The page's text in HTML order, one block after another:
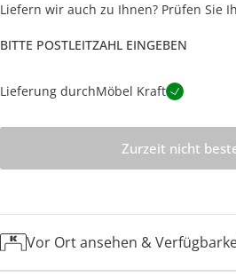
Liefern wir auch zu Ihnen? Prüfen Sie
BITTE POSTLEITZAHL EINGEBEN
Lieferung durchMöbel Kraft
Zurzeit nicht
Vor Ort ansehen &